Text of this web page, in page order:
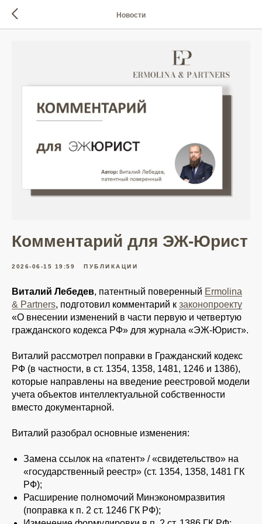
Новости
Комментарий для ЭЖ-Юрист
2026-06-15 19:59 ПУБЛИКАЦИИ
Виталий Лебедев, патентный поверенный Ermolina
& Partners, подготовил комментарий к законопроекту
«О внесении изменений в части первую и четвертую
гражданского кодекса РФ» для журнала «ЭЖ-Юрист».
Виталий рассмотрел поправки в Гражданский кодекс
РФ (в частности, в ст. 1354, 1358, 1481, 1246 и 1386),
которые направлены на введение реестровой модели
учета объектов интеллектуальной собственности
вместо документарной.
Виталий разобрал основные изменения:
Замена ссылок на «патент» / «свидетельство» на
«государственный реестр» (ст. 1354, 1358, 1481 ГК
РФ);
Расширение полномочий Минэкономразвития
(поправка к п. 2 ст. 1246 ГК РФ);